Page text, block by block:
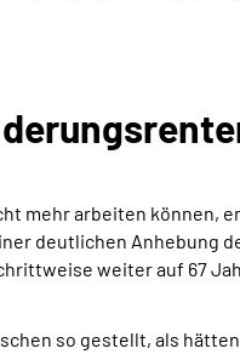
mehr arbeiten
deutlichen Anhebung
weiter auf 67
so gestellt, als